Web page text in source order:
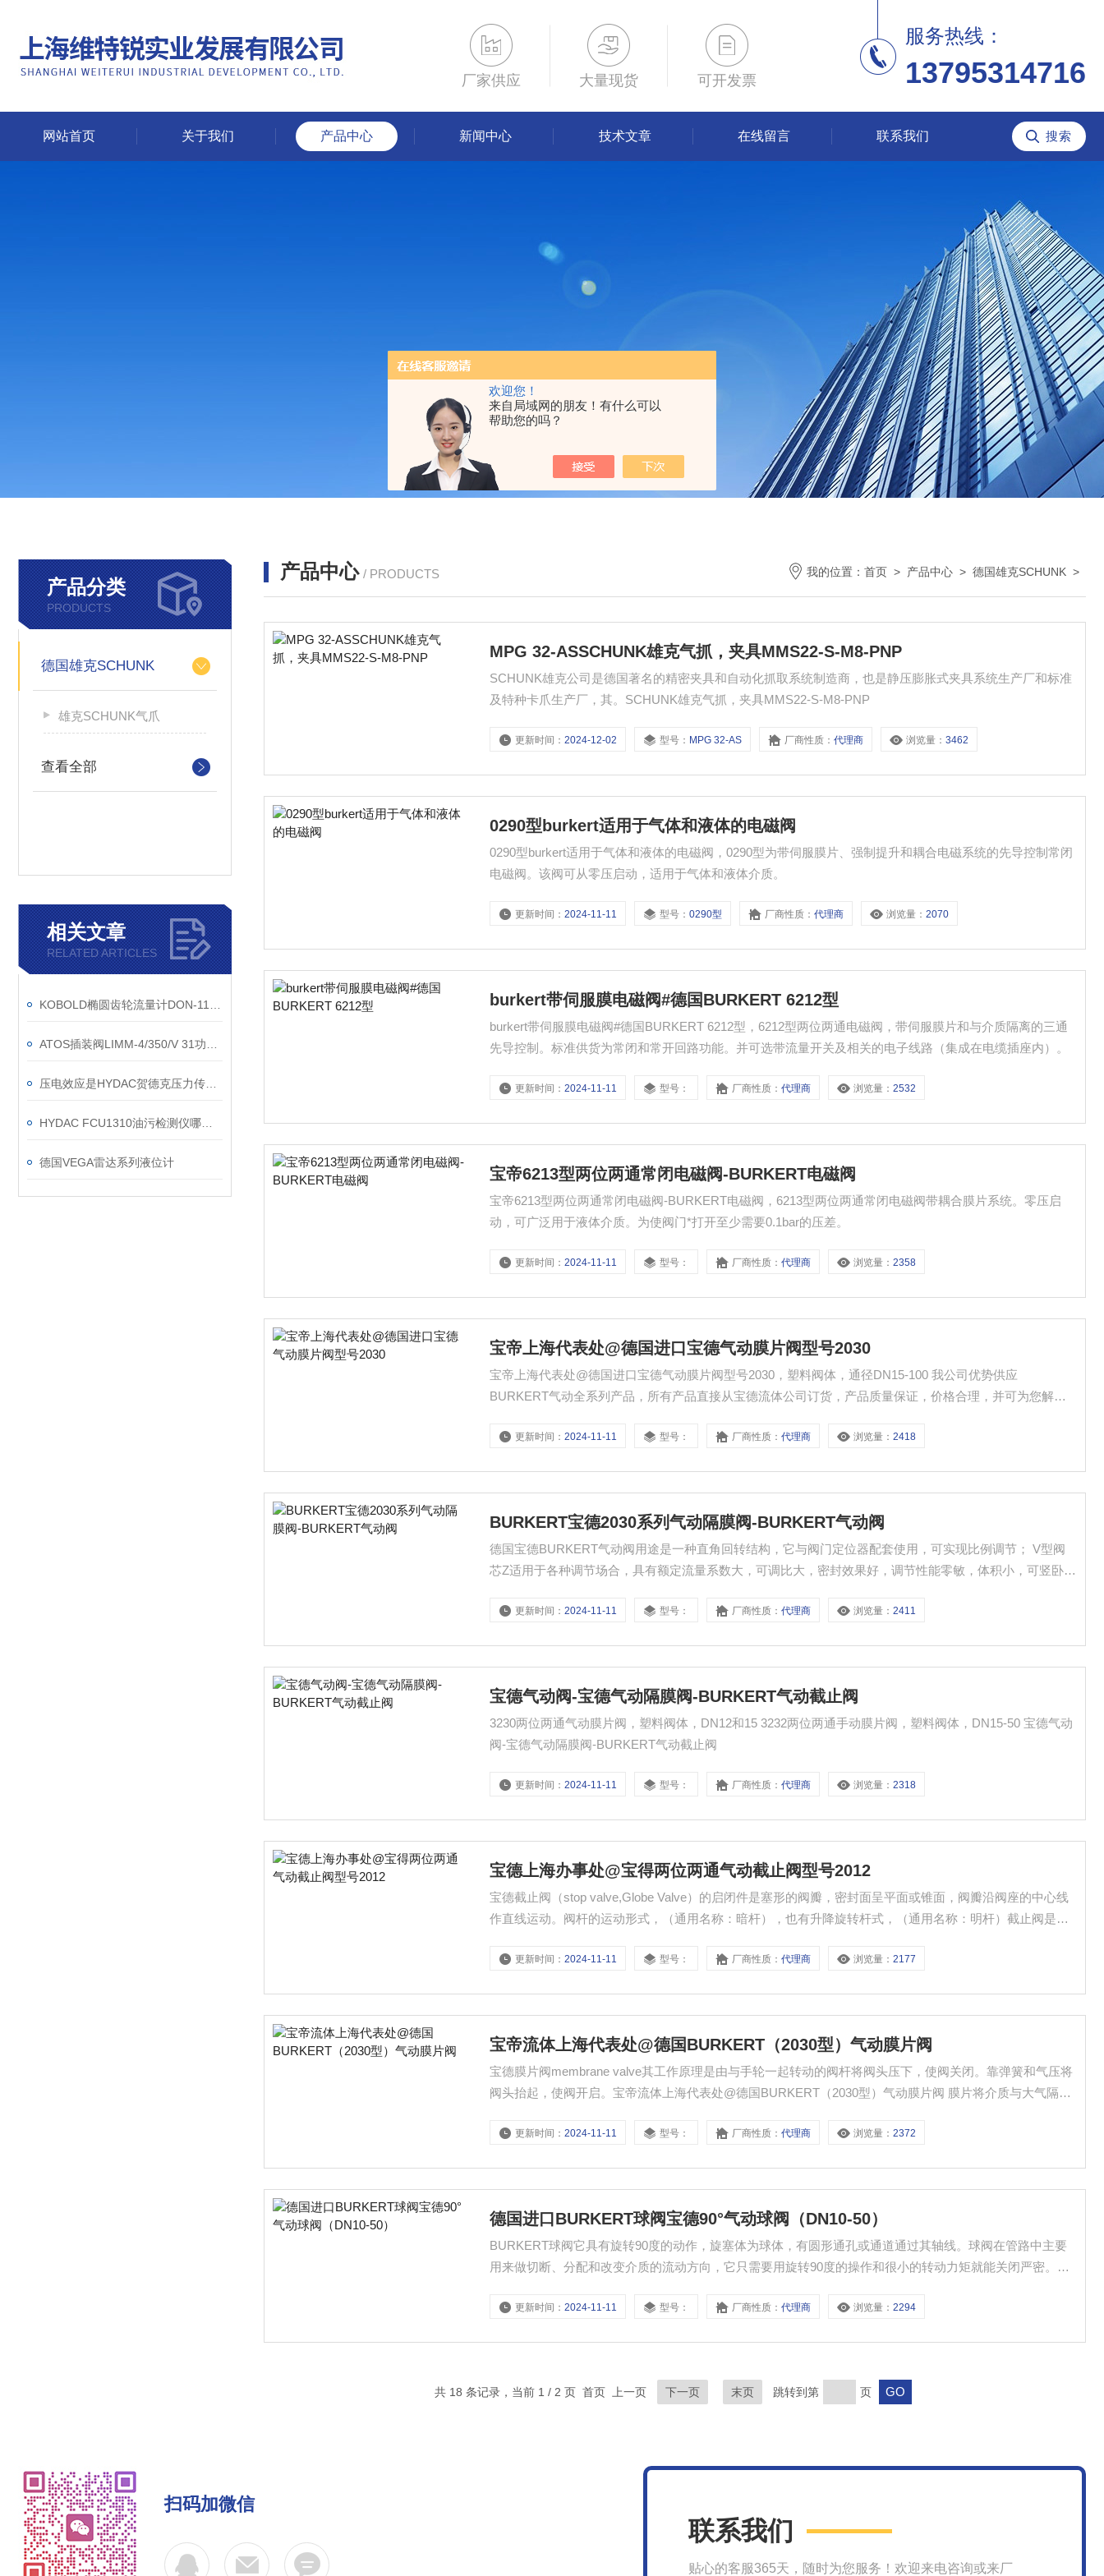
欢迎您！
来自局域网的朋友！有什么可以
帮助您的吗？
厂家供应 大量现货 可开发票
服务热线：
13795314716
网站首页 关于我们 产品中心 新闻中心 技术文章 在线留言 联系我们
产品分类
PRODUCTS
德国雄克SCHUNK
雄克SCHUNK气爪
查看全部
相关文章
RELATED ARTICLES
德国VEGA雷达系列液位计
产品中心 / PRODUCTS 我的位置： 首页 > 产品中心 > 德国雄克SCHUNK >
MPG 32-ASSCHUNK雄克气抓，夹具MMS22-S-M8-PNP
SCHUNK雄克公司是德国著名的精密夹具和自动化抓取系统制造商，也是静压膨胀式夹具系统生产厂和标准
及特种卡爪生产厂，其。SCHUNK雄克气抓，夹具MMS22-S-M8-PNP
更新时间：2024-12-02 型号： MPG 32-AS 厂商性质：代理商 浏览量：3462
0290型burkert适用于气体和液体的电磁阀
0290型burkert适用于气体和液体的电磁阀，0290型为带伺服膜片、强制提升和耦合电磁系统的先导控制常闭
电磁阀。该阀可从零压启动，适用于气体和液体介质。
更新时间：2024-11-11 型号：0290型 厂商性质：代理商 浏览量：2070
burkert带伺服膜电磁阀#德国BURKERT 6212型
burkert带伺服膜电磁阀#德国BURKERT 6212型，6212型两位两通电磁阀，带伺服膜片和与介质隔离的三通
先导控制。标准供货为常闭和常开回路功能。并可选带流量开关及相关的电子线路（集成在电缆插座内）。
更新时间：2024-11-11 型号： 厂商性质：代理商 浏览量：2532
宝帝6213型两位两通常闭电磁阀-BURKERT电磁阀
宝帝6213型两位两通常闭电磁阀-BURKERT电磁阀，6213型两位两通常闭电磁阀带耦合膜片系统。零压启
动，可广泛用于液体介质。为使阀门*打开至少需要0.1bar的压差。
更新时间：2024-11-11 型号： 厂商性质：代理商 浏览量：2358
宝帝上海代表处@德国进口宝德气动膜片阀型号2030
宝帝上海代表处@德国进口宝德气动膜片阀型号2030，塑料阀体，通径DN15-100 我公司优势供应
BURKERT气动全系列产品，所有产品直接从宝德流体公司订货，产品质量保证，价格合理，并可为您解决
更新时间：2024-11-11 型号： 厂商性质：代理商 浏览量：2418
BURKERT宝德2030系列气动隔膜阀-BURKERT气动阀
德国宝德BURKERT气动阀用途是一种直角回转结构，它与阀门定位器配套使用，可实现比例调节； V型阀
芯Z适用于各种调节场合，具有额定流量系数大，可调比大，密封效果好，调节性能零敏，体积小，可竖卧安
更新时间：2024-11-11 型号： 厂商性质：代理商 浏览量：2411
宝德气动阀-宝德气动隔膜阀-BURKERT气动截止阀
3230两位两通气动膜片阀，塑料阀体，DN12和15 3232两位两通手动膜片阀，塑料阀体，DN15-50 宝德气动
阀-宝德气动隔膜阀-BURKERT气动截止阀
更新时间：2024-11-11 型号： 厂商性质：代理商 浏览量：2318
宝德上海办事处@宝得两位两通气动截止阀型号2012
宝德截止阀（stop valve,Globe Valve）的启闭件是塞形的阀瓣，密封面呈平面或锥面，阀瓣沿阀座的中心线
作直线运动。阀杆的运动形式，（通用名称：暗杆），也有升降旋转杆式，（通用名称：明杆）截止阀是指
更新时间：2024-11-11 型号： 厂商性质：代理商 浏览量：2177
宝帝流体上海代表处@德国BURKERT（2030型）气动膜片阀
宝德膜片阀membrane valve其工作原理是由与手轮一起转动的阀杆将阀头压下，使阀关闭。靠弹簧和气压将
阀头抬起，使阀开启。宝帝流体上海代表处@德国BURKERT（2030型）气动膜片阀 膜片将介质与大气隔
体；阀头与阀座间无相对摩擦，不会有金属粒子落入介质中。
更新时间：2024-11-11 型号： 厂商性质：代理商 浏览量：2372
德国进口BURKERT球阀宝德90°气动球阀（DN10-50）
BURKERT球阀它具有旋转90度的动作，旋塞体为球体，有圆形通孔或通道通过其轴线。球阀在管路中主要
用来做切断、分配和改变介质的流动方向，它只需要用旋转90度的操作和很小的转动力矩就能关闭严密。德
更新时间：2024-11-11 型号： 厂商性质：代理商 浏览量：2294
共 18 条记录，当前 1 / 2 页 首页 上一页 下一页 末页 跳转到第 页
扫码加微信
联系我们
贴心的客服365天，随时为您服务！欢迎来电咨询或来厂